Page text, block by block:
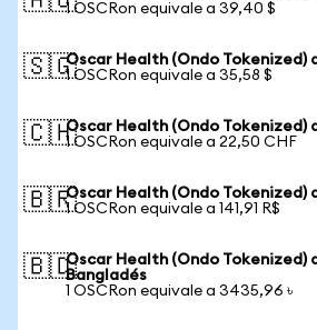
1 OSCRon equivale a 39,40 $
🇸🇬Oscar Health (Ondo Tokenized)
1 OSCRon equivale a 35,58 $
🇨🇭Oscar Health (Ondo Tokenized)
1 OSCRon equivale a 22,50 CHF
🇧🇷Oscar Health (Ondo Tokenized)
1 OSCRon equivale a 141,91 R$
🇧🇩Oscar Health (Ondo Tokenized)
Bangladés
1 OSCRon equivale a 3435,96 ৳